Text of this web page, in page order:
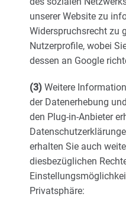
unserer Website zu
Widerspruchsrecht zu
Nutzerprofile, wobei
dessen an Google
(3) Weitere
der Datenerhebung
den Plug-in-Anbieter
erhalten Sie auch
diesbezüglichen
Privatsphäre: